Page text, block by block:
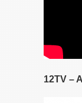
12TV –